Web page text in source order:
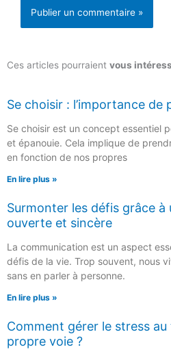
Ces articles pourraient vous
Se choisir : l’importance de
Se choisir est un concept essentiel
et épanouie. Cela implique de
en fonction de nos propres
En lire plus »
Surmonter les défis grâce
ouverte et sincère
La communication est un aspect
défis de la vie. Trop souvent, nous
sans en parler à personne.
En lire plus »
Comment gérer le stress
propre voie ?